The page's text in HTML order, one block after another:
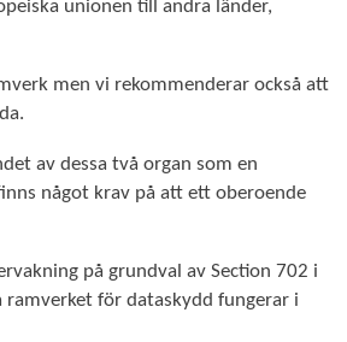
unionen till andra länder,
men vi rekommenderar också att
av dessa två organ som en
något krav på att ett oberoende
på grundval av Section 702 i
ramverket för dataskydd fungerar i